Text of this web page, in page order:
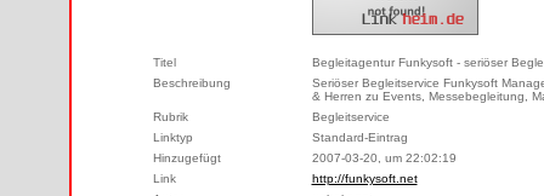
Titel
Begleitagentur Funkysoft - seriöser
Beschreibung
Seriöser Begleitservice Funkysoft
& Herren zu Events, Messebegleitung,
Rubrik
Begleitservice
Linktyp
Standard-Eintrag
Hinzugefügt
2007-03-20, um 22:02:19
Link
http://funkysoft.net